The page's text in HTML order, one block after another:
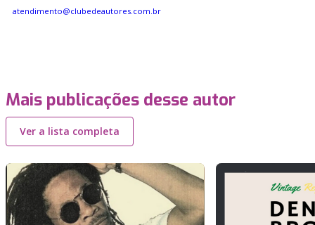
atendimento@clubedeautores.com.br
Mais publicações desse autor
Ver a lista completa